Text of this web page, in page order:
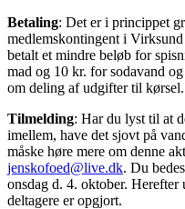
Betaling: Det er i princippet
medlemskontingent i
betalt et mindre beløb for
mad og 10 kr. for sodavand
om deling af udgifter til kørsel.
Tilmelding: Har du lyst til at
imellem, have det sjovt på
måske høre mere om denne
jenskofoed@live.dk. Du
onsdag d. 4. oktober. Herefter
deltagere er opgjort.